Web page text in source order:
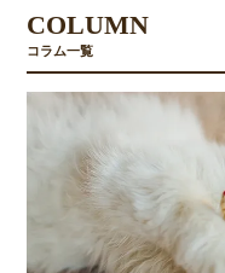
COLUMN
コラム一覧